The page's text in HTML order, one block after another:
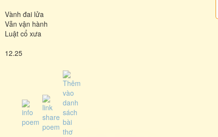
Vành đai lửa
Vẫn vận hành
Luật cổ xưa
12.25